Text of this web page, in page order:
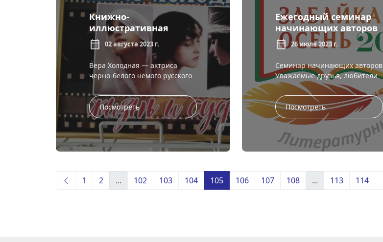
Книжно-
иллюстративная
выставка «Вера
Холодная: жизнь и
судьба»
calendar_month 02 августа 2023 г.
Вера Холодная — актриса
черно-белого немого русского
кино. Карьера Веры
Васильевны была недолгой, но
ей приписывали просто
ошеломительную славу ...
Посмотреть
Ежегодный семинар
начинающих авторов
«Подбирая слово к
слову...»
calendar_month 26 июля 2023 г.
Семинар начинающих авторов
Уважаемые друзья, любители
литературы! Забайкальская
краевая библиотека им. А. С.
Пушкина совместно с
Забайкальск...
Посмотреть
1 2 ... 102 103 104 105 106 107 108 ... 113 114